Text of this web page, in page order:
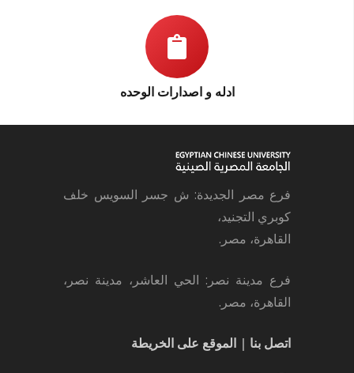
ادله و اصدارات الوحده
فرع مصر الجديدة: ش جسر السويس خلف
كوبري التجنيد،
القاهرة، مصر.
فرع مدينة نصر: الحي العاشر، مدينة نصر،
القاهرة، مصر.
اتصل بنا | الموقع على الخريطة